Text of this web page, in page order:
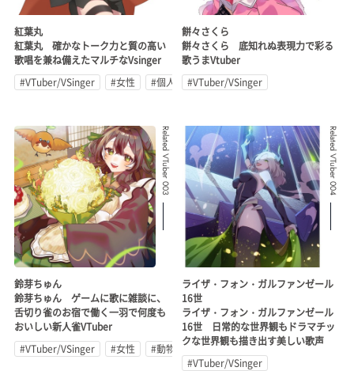
紅葉丸
紅葉丸 確かなトーク力と質の高い
歌唱を兼ね備えたマルチなVsinger
#VTuber/VSinger
#女性 #個人勢
餅々さくら
餅々さくら 底知れぬ表現力で彩る
歌うまVtuber
#VTuber/VSinger
Related VTuber 003
鈴芽ちゅん
鈴芽ちゅん ゲームに歌に雑談に、
舌切り雀のお宿で働く一羽で何度も
おいしい新人雀VTuber
#VTuber/VSinger
#女性 #動物系
Related VTuber 004
ライザ・フォン・ガルファンゼール
16世
ライザ・フォン・ガルファンゼール
16世 日常的な世界観もドラマチッ
クな世界観も描き出す美しい歌声
#VTuber/VSinger